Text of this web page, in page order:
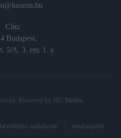
Cím:
Budapest,
5/A, 3. em. 1. a
Powered by HG Media
szabályzat médiaajánló